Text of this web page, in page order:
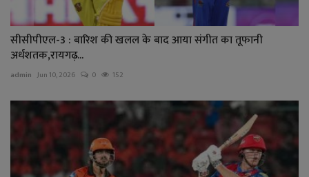
सीसीपीएल-3 : बारिश की खलल के बाद आया संगीत का तूफानी
अर्धशतक,रायगढ़...
admin Jun 10, 2026 0 152